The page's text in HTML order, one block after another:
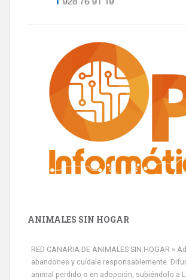
ANIMALES SIN HOGAR
RED CANARIA DE ANIMALES SIN HOGAR »
abandones y cuídale responsablemente.
animal perdido o en adopción, subiéndolo a